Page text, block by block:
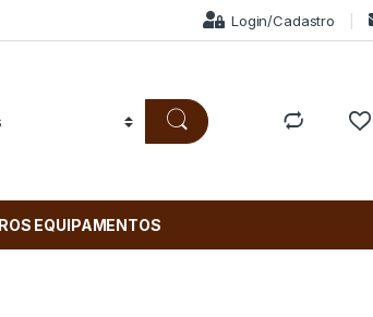
Login/Cadastro
EQUIPAMENTOS